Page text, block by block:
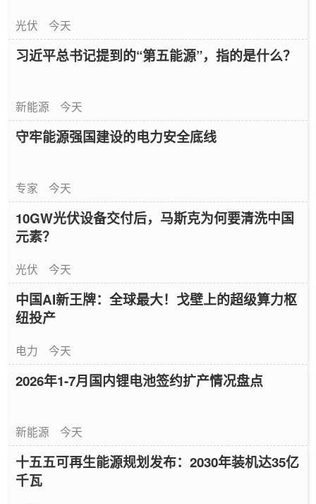
光伏 今天
习近平总书记提到的“第五能源”，指的是什么？
新能源 今天
守牢能源强国建设的电力安全底线
专家 今天
10GW光伏设备交付后，马斯克为何要清洗中国
元素？
光伏 今天
中国AI新王牌：全球最大！戈壁上的超级算力枢
纽投产
电力 今天
2026年1-7月国内锂电池签约扩产情况盘点
新能源 今天
十五五可再生能源规划发布：2030年装机达35亿
千瓦